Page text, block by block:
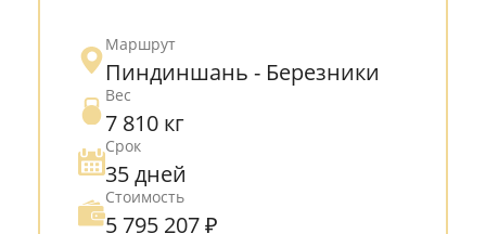
Маршрут
Пиндиншань - Березники
Вес
7 810 кг
Срок
35 дней
Стоимость
5 795 207 ₽